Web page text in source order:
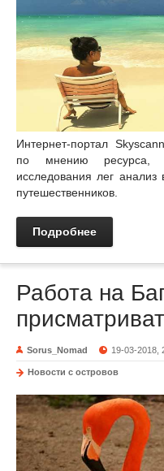
Интернет-портал
по мнению ресурса,
исследования лег
путешественников.
Подробнее
Работа на
Sorus_Nomad 19-03-2018,
Новости с островов